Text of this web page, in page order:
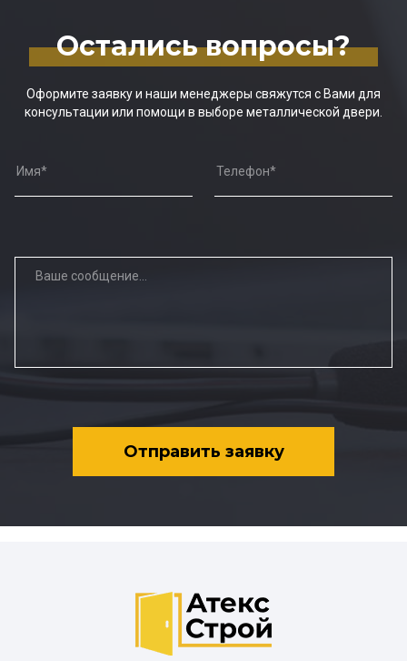
Остались вопросы?
Оформите заявку и наши менеджеры свяжутся с Вами для
консультации или помощи в выборе металлической двери.
Отправить заявку